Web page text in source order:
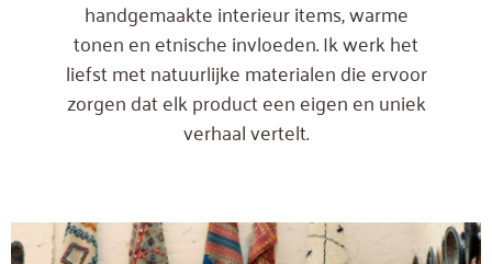
handgemaakte interieur items, warme
tonen en etnische invloeden. Ik werk het
liefst met natuurlijke materialen die ervoor
zorgen dat elk product een eigen en uniek
verhaal vertelt.